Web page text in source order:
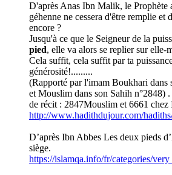
D'après Anas Ibn Malik, le Prophète
géhenne ne cessera d'être remplie et
encore ?
Jusqu'à ce que le Seigneur de la
pied, elle va alors se replier sur elle-
Cela suffit, cela suffit par ta
générosité!.........
(Rapporté par l'imam Boukhari dans
et Mouslim dans son Sahih n°2848)
de récit : 2847Mouslim et 6661 chez
http://www.hadithdujour.com/
D’après Ibn Abbes Les deux pieds
siège.
https://islamqa.info/fr/categories/